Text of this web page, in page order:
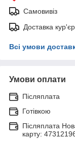
Самовивіз
Доставка
Всі умови
Умови оплати
Післяплата
Готівкою
Післяплата
карту: